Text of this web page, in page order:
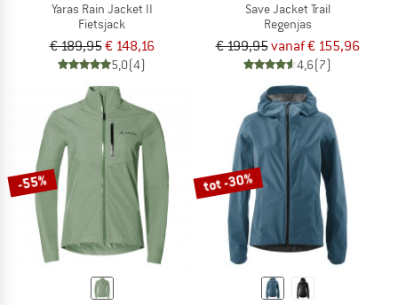
Yaras Rain Jacket II
Fietsjack
€ 189,95€ 148,16
5,0(4)
Save Jacket Trail
Regenjas
€ 199,95vanaf € 155,96
4,6(7)
-55% tot -30%